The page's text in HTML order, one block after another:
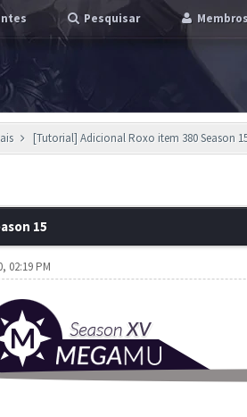
Pesquisar
[Tutorial] Adicional Roxo item 380 Season
15
02:19 PM